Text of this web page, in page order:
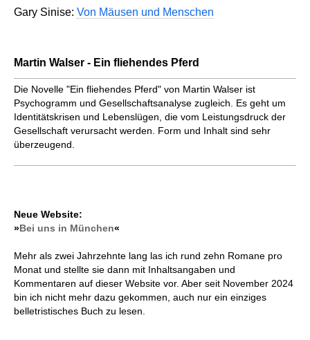
Gary Sinise: Von Mäusen und Menschen
Martin Walser - Ein fliehendes Pferd
Die Novelle "Ein fliehendes Pferd" von Martin Walser ist
Psychogramm und Gesellschaftsanalyse zugleich. Es geht um
Identitätskrisen und Lebenslügen, die vom Leistungsdruck der
Gesellschaft verursacht werden. Form und Inhalt sind sehr
überzeugend.
Neue Website:
»Bei uns in München«
Mehr als zwei Jahrzehnte lang las ich rund zehn Romane pro
Monat und stellte sie dann mit Inhaltsangaben und
Kommentaren auf dieser Website vor. Aber seit November 2024
bin ich nicht mehr dazu gekommen, auch nur ein einziges
belletristisches Buch zu lesen.